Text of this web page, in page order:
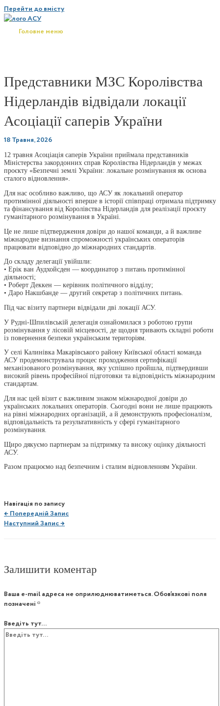
Перейти до вмісту
Головне меню
Представники МЗС Королівства
Нідерландів відвідали локації
Асоціації саперів України
18 Травня, 2026
12 травня Асоціація саперів України приймала представників
Міністерства закордонних справ Королівства Нідерландів у межах
проєкту «Безпечні землі України: локальне розмінування як основа
сталого відновлення».
Для нас особливо важливо, що АСУ як локальний оператор
протимінної діяльності вперше в історії співпраці отримала підтримку
та фінансування від Королівства Нідерландів для реалізації проєкту
гуманітарного розмінування в Україні.
Це не лише підтвердження довіри до нашої команди, а й важливе
міжнародне визнання спроможності українських операторів
працювати відповідно до міжнародних стандартів.
До складу делегації увійшли:
• Ерік ван Аудхойсден — координатор з питань протимінної
діяльності;
• Роберт Деккен — керівник політичного відділу;
• Даро Накшбанде — другий секретар з політичних питань.
Під час візиту партнери відвідали дві локації АСУ.
У Рудні-Шпилівській делегація ознайомилася з роботою групи
розмінування у лісовій місцевості, де щодня тривають складні роботи
із повернення безпеки українським територіям.
У селі Калинівка Макарівського району Київської області команда
АСУ продемонструвала процес проходження сертифікації
механізованого розмінування, яку успішно пройшла, підтвердивши
високий рівень професійної підготовки та відповідність міжнародним
стандартам.
Для нас цей візит є важливим знаком міжнародної довіри до
українських локальних операторів. Сьогодні вони не лише працюють
на рівні міжнародних організацій, а й демонструють професіоналізм,
відповідальність та результативність у сфері гуманітарного
розмінування.
Щиро дякуємо партнерам за підтримку та високу оцінку діяльності
АСУ.
Разом працюємо над безпечним і сталим відновленням України.
Навігація по запису
←Попередній Запис
Наступний Запис→
Залишити коментар
Ваша e-mail адреса не оприлюднюватиметься. Обов’язкові поля
позначені *
Введіть тут...